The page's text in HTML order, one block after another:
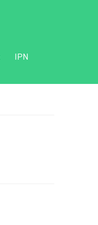
IPN